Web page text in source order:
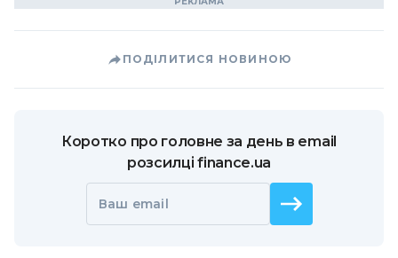
ПОДІЛИТИСЯ НОВИНОЮ
Коротко про головне за день в email
розсилці finance.ua
Ваш email